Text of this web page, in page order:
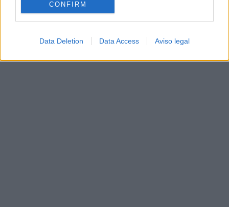
CONFIRM
Data Deletion Data Access Aviso legal